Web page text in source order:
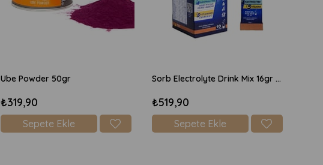
Ube Powder 50gr
₺319,90
Sepete Ekle
Sorb Electrolyte Drink Mix 16gr x 10 Adet Şekersiz - Şeftali
₺519,90
Sepete Ekle